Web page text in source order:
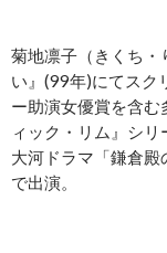
菊地凛子（きくち・
い』(99年)にてスク
ー助演女優賞を含む
ィック・リム』シ
大河ドラマ「鎌倉
で出演。